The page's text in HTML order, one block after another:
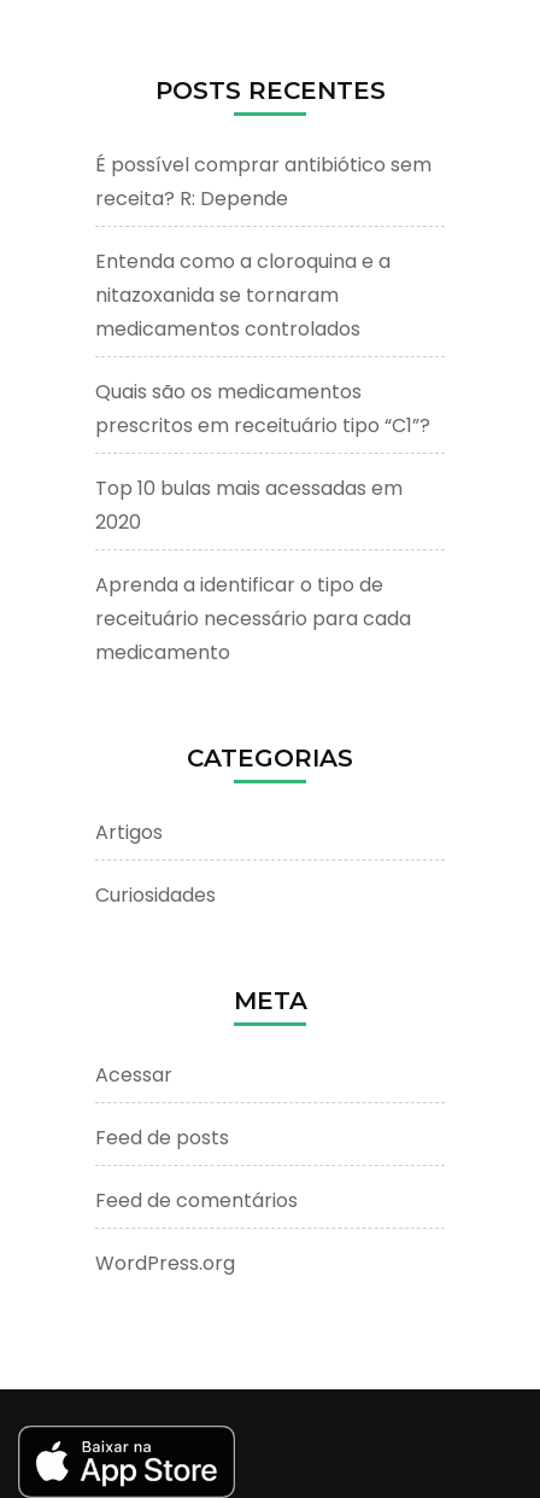
POSTS RECENTES
É possível comprar antibiótico sem
receita? R: Depende
Entenda como a cloroquina e a
nitazoxanida se tornaram
medicamentos controlados
Quais são os medicamentos
prescritos em receituário tipo “C1”?
Top 10 bulas mais acessadas em
2020
Aprenda a identificar o tipo de
receituário necessário para cada
medicamento
CATEGORIAS
Artigos
Curiosidades
META
Acessar
Feed de posts
Feed de comentários
WordPress.org